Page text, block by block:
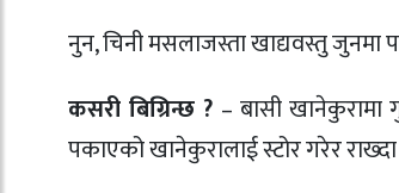
नुन, चिनी मसलाजस्ता खाद्यवस्तु जुनमा
कसरी बिग्रिन्छ ? – बासी खानेकुरामा
पकाएको खानेकुरालाई स्टोर गरेर